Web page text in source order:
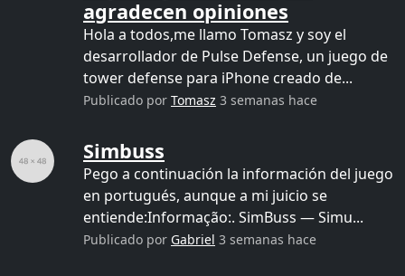
agradecen opiniones
Hola a todos,me llamo Tomasz y soy el
desarrollador de Pulse Defense, un juego de
tower defense para iPhone creado de...
Publicado por Tomasz 3 semanas hace
Simbuss
Pego a continuación la información del juego
en portugués, aunque a mi juicio se
entiende:Informação:. SimBuss — Simu...
Publicado por Gabriel 3 semanas hace